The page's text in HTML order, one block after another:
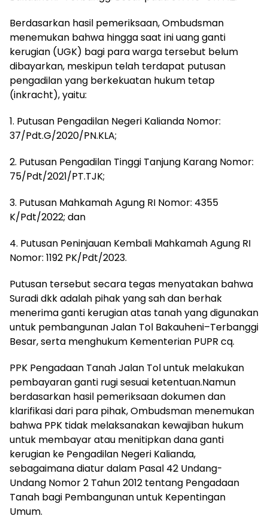
Berdasarkan hasil pemeriksaan, Ombudsman
menemukan bahwa hingga saat ini uang ganti
kerugian (UGK) bagi para warga tersebut belum
dibayarkan, meskipun telah terdapat putusan
pengadilan yang berkekuatan hukum tetap
(inkracht), yaitu:
1. Putusan Pengadilan Negeri Kalianda Nomor:
37/Pdt.G/2020/PN.KLA;
2. Putusan Pengadilan Tinggi Tanjung Karang Nomor:
75/Pdt/2021/PT.TJK;
3. Putusan Mahkamah Agung RI Nomor: 4355
K/Pdt/2022; dan
4. Putusan Peninjauan Kembali Mahkamah Agung RI
Nomor: 1192 PK/Pdt/2023.
Putusan tersebut secara tegas menyatakan bahwa
Suradi dkk adalah pihak yang sah dan berhak
menerima ganti kerugian atas tanah yang digunakan
untuk pembangunan Jalan Tol Bakauheni–Terbanggi
Besar, serta menghukum Kementerian PUPR cq.
PPK Pengadaan Tanah Jalan Tol untuk melakukan
pembayaran ganti rugi sesuai ketentuan.Namun
berdasarkan hasil pemeriksaan dokumen dan
klarifikasi dari para pihak, Ombudsman menemukan
bahwa PPK tidak melaksanakan kewajiban hukum
untuk membayar atau menitipkan dana ganti
kerugian ke Pengadilan Negeri Kalianda,
sebagaimana diatur dalam Pasal 42 Undang-
Undang Nomor 2 Tahun 2012 tentang Pengadaan
Tanah bagi Pembangunan untuk Kepentingan
Umum.